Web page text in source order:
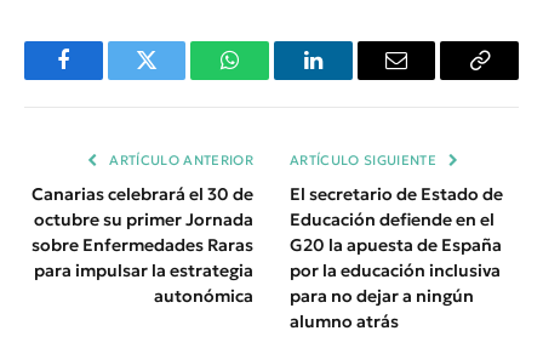
FacebookTwitter WhatsAppLinkedInEmail
Copiar
ARTÍCULO ANTERIOR
Canarias celebrará el 30 de
octubre su primer Jornada
sobre Enfermedades Raras
para impulsar la estrategia
autonómica
ARTÍCULO SIGUIENTE
El secretario de Estado de
Educación defiende en el
G20 la apuesta de España
por la educación inclusiva
para no dejar a ningún
alumno atrás